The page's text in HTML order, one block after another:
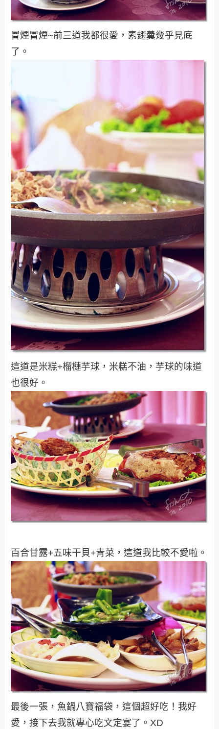
冒煙冒煙~前三道我都很愛，素翅羮幾乎見底
了。
這道是米糕+榴槤芋球，米糕不油，芋球的味道
也很好。
百合甘露+五味干貝+青菜，這道我比較不愛啦。
最後一張，魚鍋八寶福袋，這個超好吃！我好
愛，接下去我就專心吃文定宴了。XD